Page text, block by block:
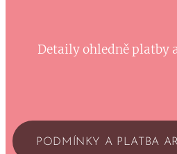
Detaily ohledně platby
PODMÍNKY A PLATBA